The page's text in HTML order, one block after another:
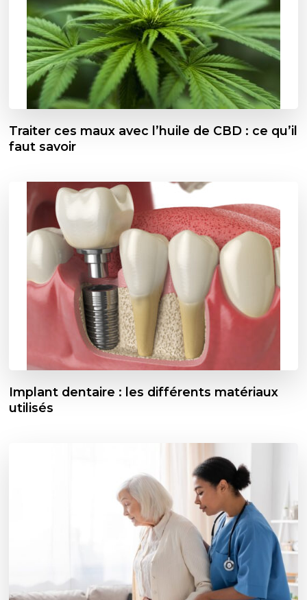
Traiter ces maux avec l’huile de CBD : ce qu’il
faut savoir
Implant dentaire : les différents matériaux
utilisés